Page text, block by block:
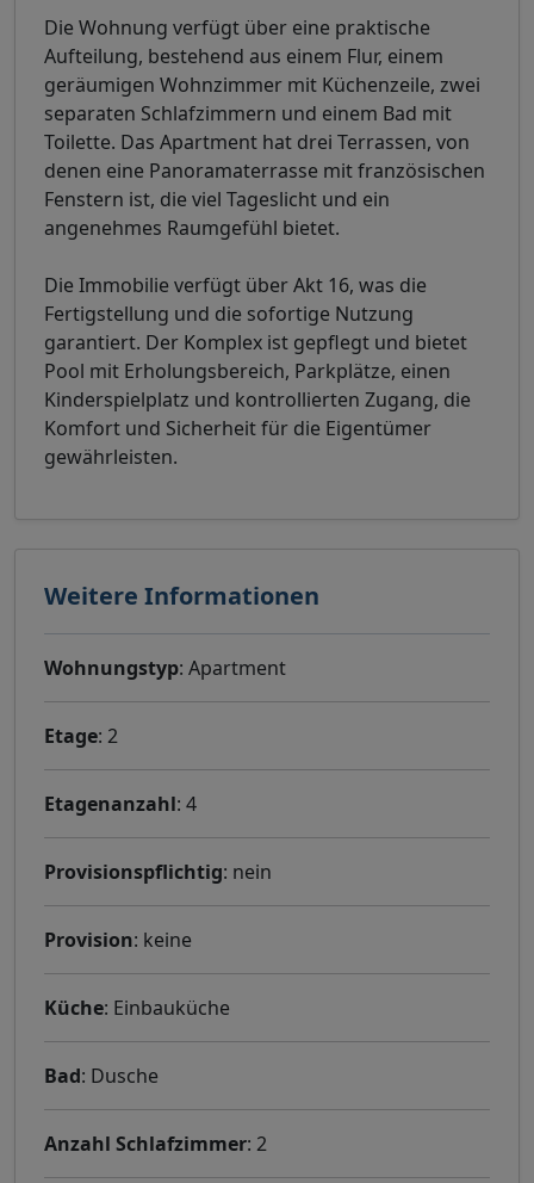
Die Wohnung verfügt über eine praktische
Aufteilung, bestehend aus einem Flur, einem
geräumigen Wohnzimmer mit Küchenzeile, zwei
separaten Schlafzimmern und einem Bad mit
Toilette. Das Apartment hat drei Terrassen, von
denen eine Panoramaterrasse mit französischen
Fenstern ist, die viel Tageslicht und ein
angenehmes Raumgefühl bietet.
Die Immobilie verfügt über Akt 16, was die
Fertigstellung und die sofortige Nutzung
garantiert. Der Komplex ist gepflegt und bietet
Pool mit Erholungsbereich, Parkplätze, einen
Kinderspielplatz und kontrollierten Zugang, die
Komfort und Sicherheit für die Eigentümer
gewährleisten.
Weitere Informationen
Wohnungstyp: Apartment
Etage: 2
Etagenanzahl: 4
Provisionspflichtig: nein
Provision: keine
Küche: Einbauküche
Bad: Dusche
Anzahl Schlafzimmer: 2